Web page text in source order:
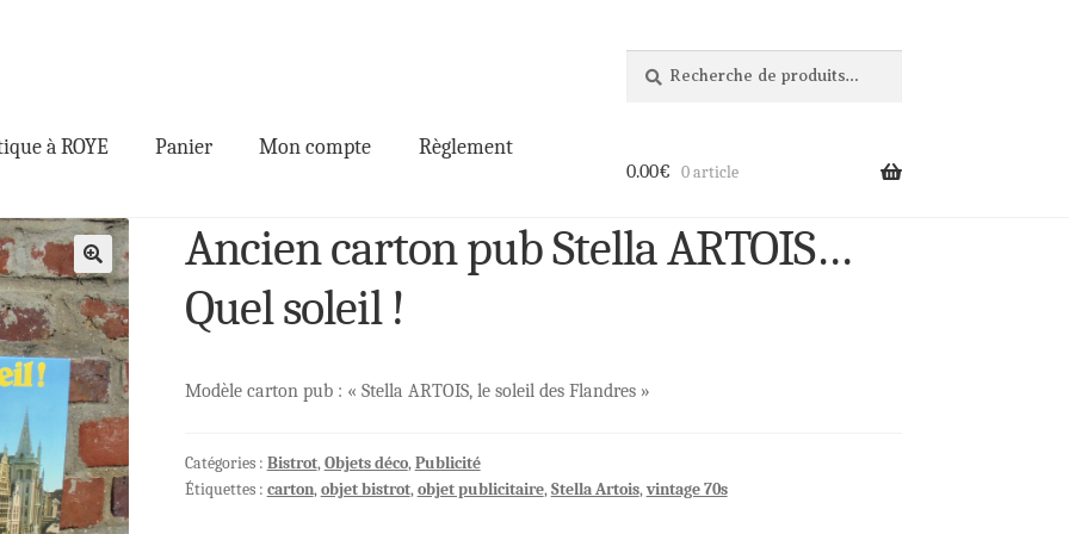
pour :
à ROYE Panier Mon compte Règlement
0.00€ 0 article
🔍
Ancien carton pub Stella ARTOIS…
Quel soleil !
Modèle carton pub : « Stella ARTOIS, le soleil des Flandres »
Catégories : Bistrot,Objets déco,Publicité
Étiquettes : carton,objet bistrot,objet publicitaire,Stella Artois,vintage 70s